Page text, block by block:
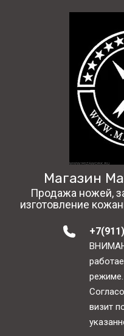
Магазин
Продажа ножей,
изготовление
режиме.
визит